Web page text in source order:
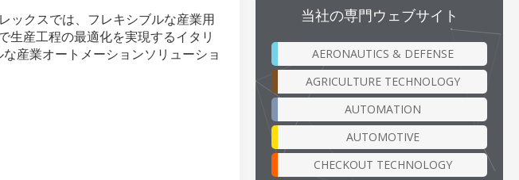
ックスでは、フレキシブルな産業用
生産工程の最適化を実現するイタリ
産業オートメーションソリューショ
当社の専門ウェブサイト
AERONAUTICS & DEFENSE
AGRICULTURE TECHNOLOGY
AUTOMATION
AUTOMOTIVE
CHECKOUT TECHNOLOGY